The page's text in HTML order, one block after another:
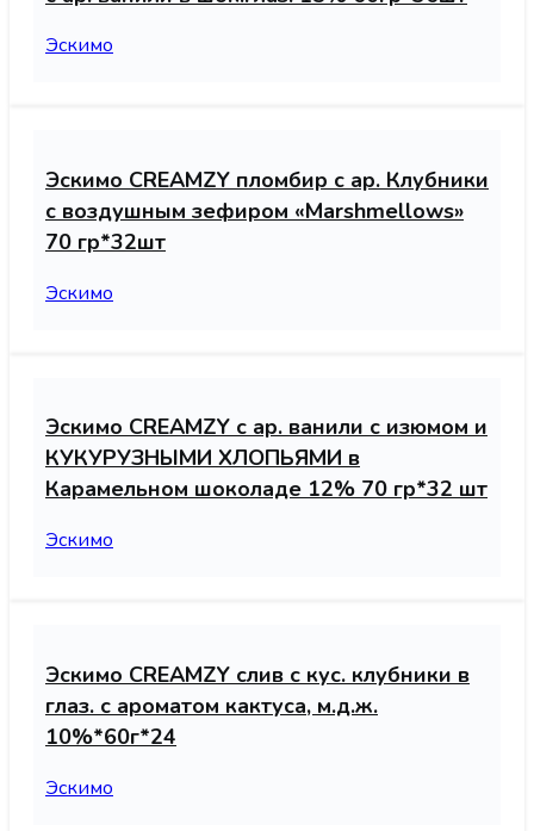
Эскимо
Эскимо CREAMZY пломбир с ар. Клубники
с воздушным зефиром «Marshmellows»
70 гр*32шт
Эскимо
Эскимо CREAMZY с ар. ванили с изюмом и
КУКУРУЗНЫМИ ХЛОПЬЯМИ в
Карамельном шоколаде 12% 70 гр*32 шт
Эскимо
Эскимо CREAMZY слив с кус. клубники в
глаз. с ароматом кактуса, м.д.ж.
10%*60г*24
Эскимо